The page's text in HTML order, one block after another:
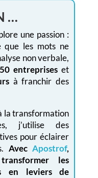
…
une passion :
que les mots ne
non verbale,
entreprises et
à franchir des
la transformation
j’utilise des
pour éclairer
AvecApostrof,
les
en leviers de